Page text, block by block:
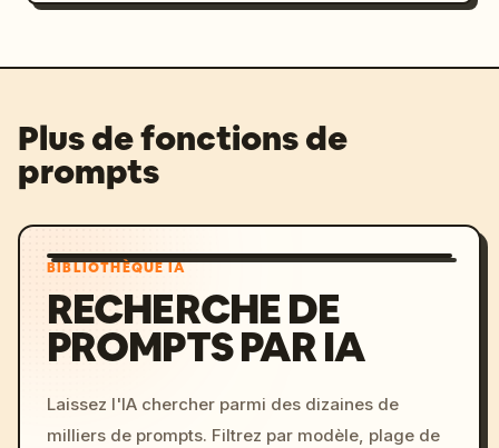
Plus de fonctions de
prompts
BIBLIOTHÈQUE IA
RECHERCHE DE
PROMPTS PAR IA
Laissez l'IA chercher parmi des dizaines de
milliers de prompts. Filtrez par modèle, plage de